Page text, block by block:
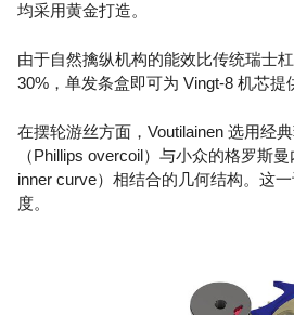
均采用黄金打造。
由于自然擒纵机构的能效比传统瑞士
30%，单发条盒即可为 Vingt-8 机芯提
在摆轮游丝方面，Voutilainen 选用经
（Phillips overcoil）与小众的格罗斯
inner curve）相结合的几何结构。这
度。